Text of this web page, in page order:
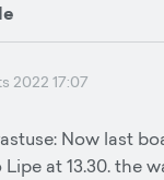
2022 17:07
Now last
at 13.30. the